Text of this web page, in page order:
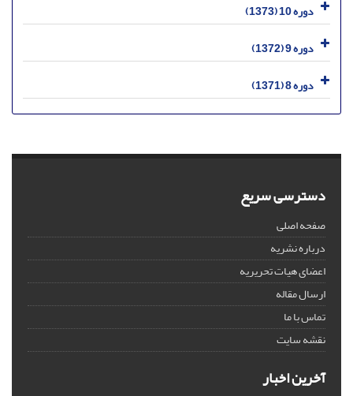
دوره 10 (1373)
دوره 9 (1372)
دوره 8 (1371)
دسترسی سریع
صفحه اصلی
درباره نشریه
اعضای هیات تحریریه
ارسال مقاله
تماس با ما
نقشه سایت
آخرین اخبار